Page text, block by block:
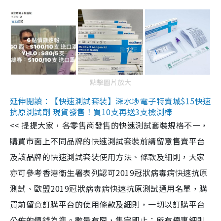
點擊圖片放大
延伸閱讀：【快速測試套裝】深水埗電子特賣城$15快速
抗原測試劑 現貨發售！買10支再送3支檢測棒
<< 提提大家，各零售商發售的快速測試套裝規格不一，
購買市面上不同品牌的快速測試套裝前請留意售賣平台
及該品牌的快速測試套裝使用方法、條款及細則，大家
亦可參考香港衞生署表列認可2019冠狀病毒病快速抗原
測試、歐盟2019冠狀病毒病快速抗原測試通用名單，購
買前留意訂購平台的使用條款及細則，一切以訂購平台